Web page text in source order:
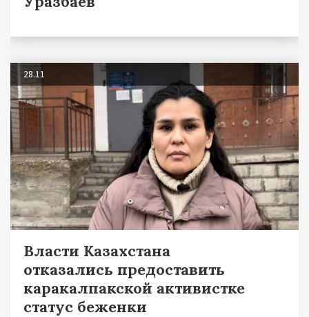
28.11
Власти Казахстана
отказались предоставить
каракалпакской активистке
статус беженки